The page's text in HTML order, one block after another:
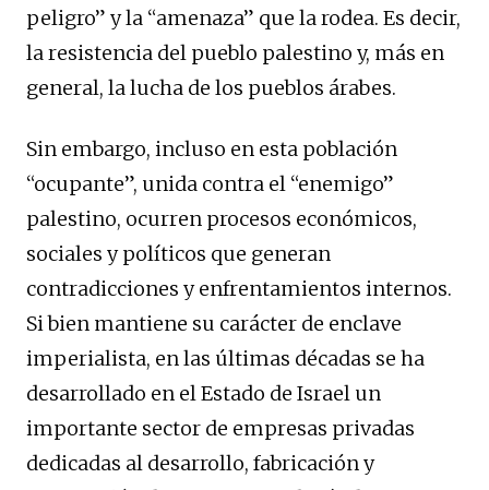
peligro” y la “amenaza” que la rodea. Es decir,
la resistencia del pueblo palestino y, más en
general, la lucha de los pueblos árabes.
Sin embargo, incluso en esta población
“ocupante”, unida contra el “enemigo”
palestino, ocurren procesos económicos,
sociales y políticos que generan
contradicciones y enfrentamientos internos.
Si bien mantiene su carácter de enclave
imperialista, en las últimas décadas se ha
desarrollado en el Estado de Israel un
importante sector de empresas privadas
dedicadas al desarrollo, fabricación y